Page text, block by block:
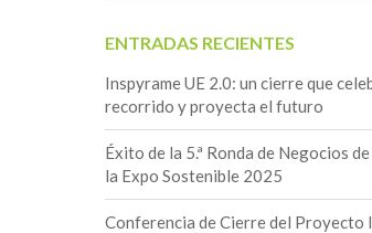
ENTRADAS RECIENTES
Inspyrame UE 2.0: un cierre que
recorrido y proyecta el futuro
Éxito de la 5.ª Ronda de Negocios
la Expo Sostenible 2025
Conferencia de Cierre del Proyecto